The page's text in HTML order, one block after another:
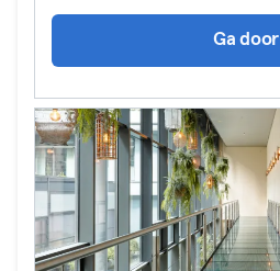
Ga door